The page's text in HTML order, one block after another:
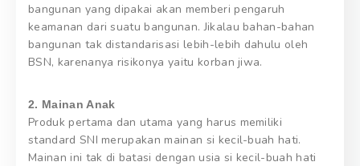
bangunan yang dipakai akan memberi pengaruh
keamanan dari suatu bangunan. Jikalau bahan-bahan
bangunan tak distandarisasi lebih-lebih dahulu oleh
BSN, karenanya risikonya yaitu korban jiwa.
2. Mainan Anak
Produk pertama dan utama yang harus memiliki
standard SNI merupakan mainan si kecil-buah hati.
Mainan ini tak di batasi dengan usia si kecil-buah hati